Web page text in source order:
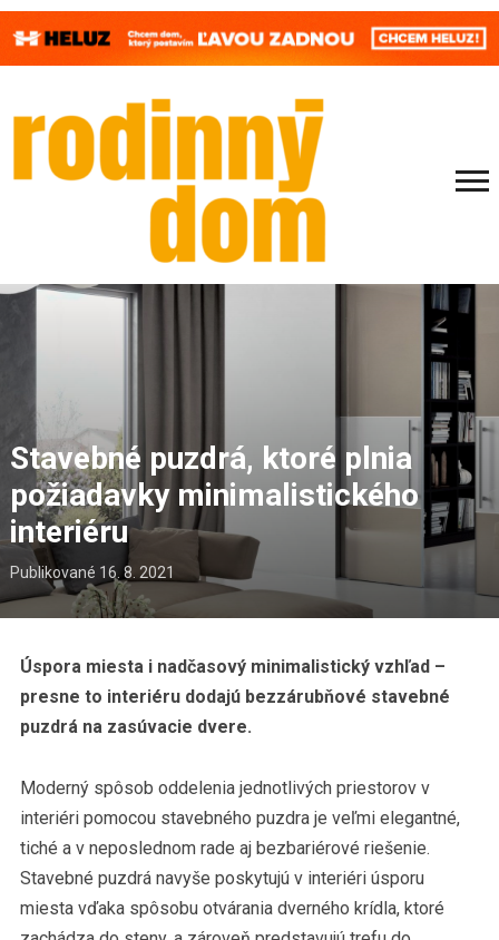
Stavebné puzdrá, ktoré plnia
požiadavky minimalistického
interiéru
Publikované 16. 8. 2021
Úspora miesta i nadčasový minimalistický vzhľad –
presne to interiéru dodajú bezzárubňové stavebné
puzdrá na zasúvacie dvere.
Moderný spôsob oddelenia jednotlivých priestorov v
interiéri pomocou stavebného puzdra je veľmi elegantné,
tiché a v neposlednom rade aj bezbariérové riešenie.
Stavebné puzdrá navyše poskytujú v interiéri úsporu
miesta vďaka spôsobu otvárania dverného krídla, ktoré